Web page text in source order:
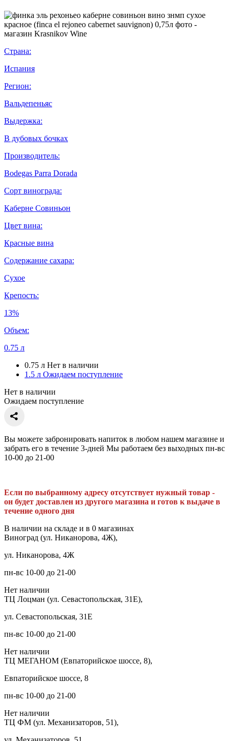
Страна:
Испания
Регион:
Вальдепеньяс
Выдержка:
В дубовых бочках
Производитель:
Bodegas Parra Dorada
Сорт винограда:
Каберне Совиньон
Цвет вина:
Красные вина
Содержание сахара:
Сухое
Крепость:
13%
Объем:
0.75 л
0.75 л Нет в наличии
1.5 л Ожидаем поступление
Нет в наличии
Ожидаем поступление
Вы можете забронировать напиток в любом нашем магазине и
забрать его в течение 3-дней Мы работаем без выходных пн-вс
10-00 до 21-00
Если по выбранному адресу отсутствует нужный товар -
он будет доставлен из другого магазина и готов к выдаче в
течение одного дня
В наличии на складе и в 0 магазинах
Виноград (ул. Никанорова, 4Ж),
ул. Никанорова, 4Ж
пн-вс 10-00 до 21-00
Нет наличии
ТЦ Лоцман (ул. Севастопольская, 31Е),
ул. Севастопольская, 31Е
пн-вс 10-00 до 21-00
Нет наличии
ТЦ МЕГАНОМ (Евпаторийское шоссе, 8),
Евпаторийское шоссе, 8
пн-вс 10-00 до 21-00
Нет наличии
ТЦ ФМ (ул. Механизаторов, 51),